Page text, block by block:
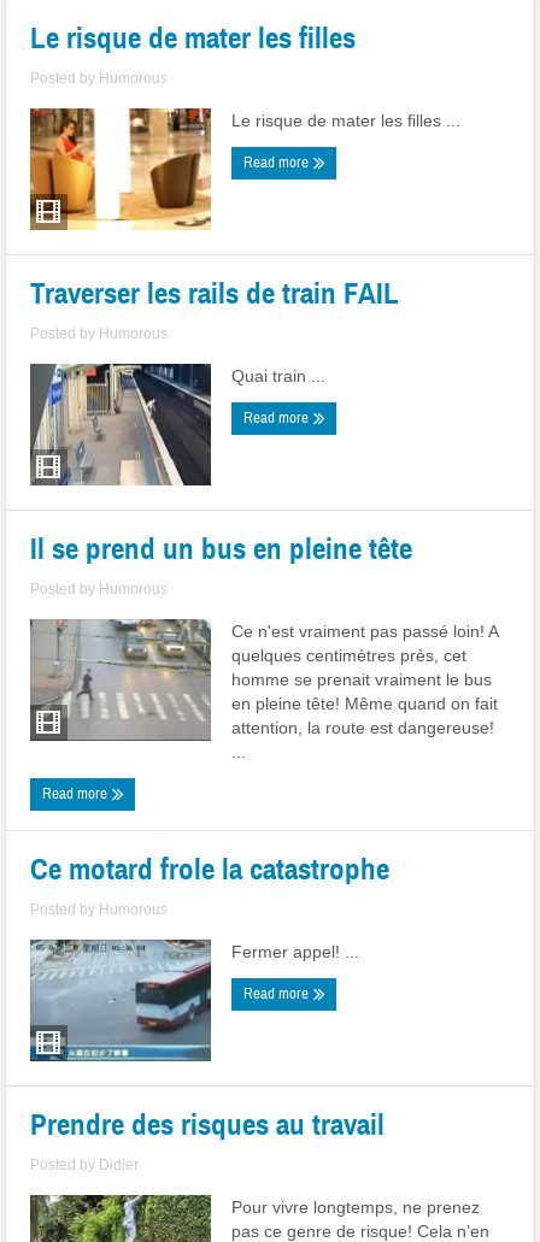
Le risque de mater les filles
Posted by Humorous
Le risque de mater les filles ...
Read more
Traverser les rails de train FAIL
Posted by Humorous
Quai train ...
Read more
Il se prend un bus en pleine tête
Posted by Humorous
Ce n'est vraiment pas passé loin! A
quelques centimètres près, cet
homme se prenait vraiment le bus
en pleine tête! Même quand on fait
attention, la route est dangereuse!
Read more
Ce motard frole la catastrophe
Posted by Humorous
Fermer appel! ...
Read more
Prendre des risques au travail
Posted by Didier
Pour vivre longtemps, ne prenez
pas ce genre de risque! Cela n’en